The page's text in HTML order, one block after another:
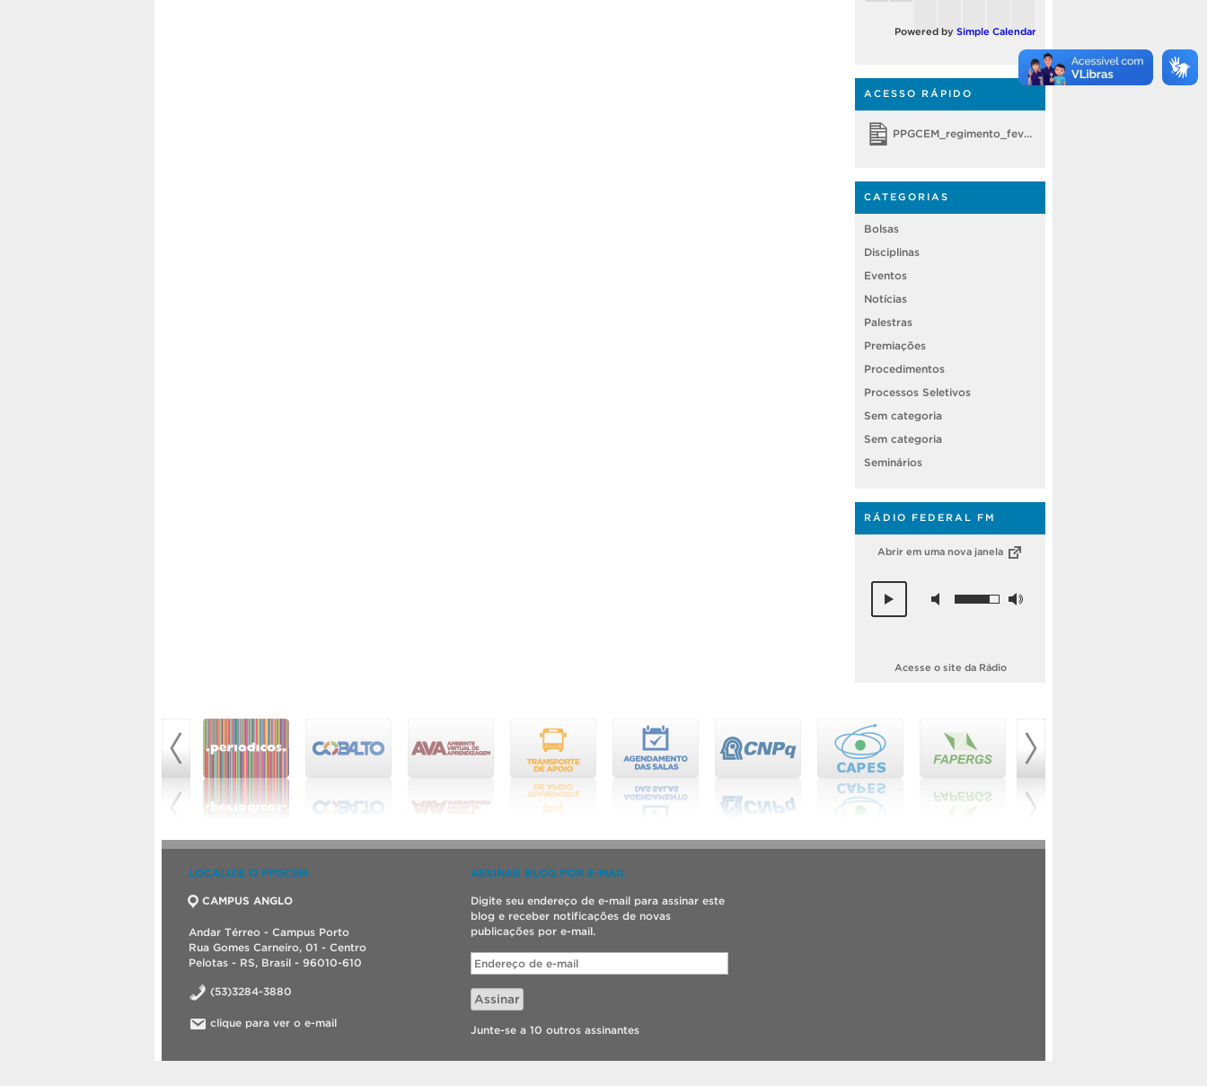
Powered by Simple Calendar
ACESSO RÁPIDO
PPGCEM_regimento_fevereiro 2018
CATEGORIAS
Bolsas
Disciplinas
Eventos
Notícias
Palestras
Premiações
Procedimentos
Processos Seletivos
Sem categoria
Sem categoria
Seminários
RÁDIO FEDERAL FM
Abrir em uma nova janela
Acesse o site da Rádio
LOCALIZE O PPGCEM
CAMPUS ANGLO
Andar Térreo - Campus Porto
Rua Gomes Carneiro, 01 - Centro
Pelotas - RS, Brasil - 96010-610
(53)3284-3880
clique para ver o e-mail
ASSINAR BLOG POR E-MAIL
Digite seu endereço de e-mail para assinar este
blog e receber notificações de novas
publicações por e-mail.
Endereço
de
e-
mail
Assinar
Junte-se a 10 outros assinantes